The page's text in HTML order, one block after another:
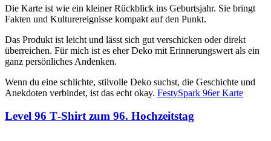
Die Karte ist wie ein kleiner Rückblick ins Geburtsjahr. Sie bringt
Fakten und Kulturereignisse kompakt auf den Punkt.
Das Produkt ist leicht und lässt sich gut verschicken oder direkt
überreichen. Für mich ist es eher Deko mit Erinnerungswert als ein
ganz persönliches Andenken.
Wenn du eine schlichte, stilvolle Deko suchst, die Geschichte und
Anekdoten verbindet, ist das echt okay. FestySpark 96er Karte
Level 96 T‑Shirt zum 96. Hochzeitstag